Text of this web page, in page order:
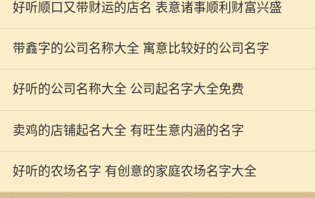
好听顺口又带财运的店名 表意诸事顺利财富兴盛
带鑫字的公司名称大全 寓意比较好的公司名字
好听的公司名称大全 公司起名字大全免费
卖鸡的店铺起名大全 有旺生意内涵的名字
好听的农场名字 有创意的家庭农场名字大全